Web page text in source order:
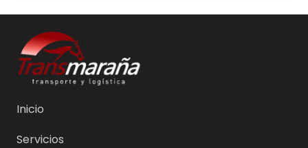
Inicio
Servicios